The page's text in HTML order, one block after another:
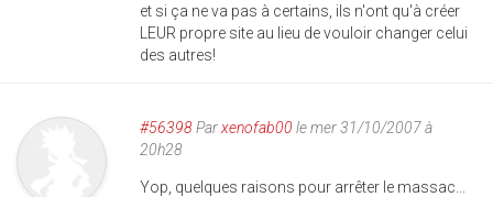
et si ça ne va pas à certains, ils n'ont qu'à créer
LEUR propre site au lieu de vouloir changer celui
des autres!
#56398Parxenofab00 le mer 31/10/2007 à
20h28
Yop, quelques raisons pour arrêter le massac...